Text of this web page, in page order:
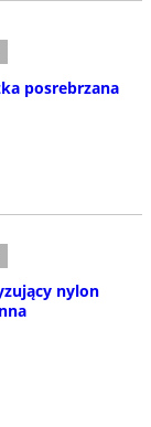
posrebrzana
nylon